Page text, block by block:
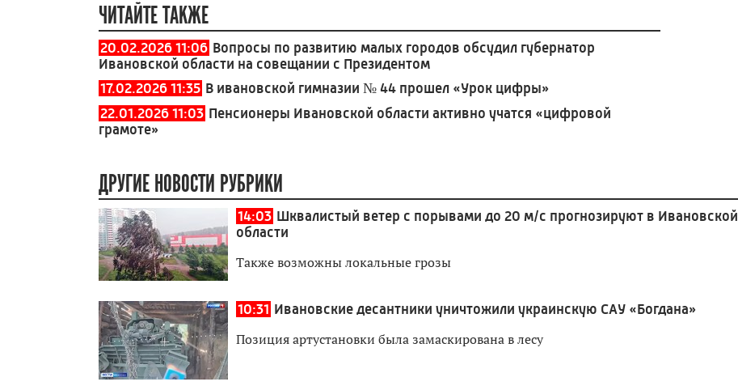
ЧИТАЙТЕ ТАКЖЕ
20.02.2026 11:06 Вопросы по развитию малых городов обсудил губернатор
Ивановской области на совещании с Президентом
17.02.2026 11:35 В ивановской гимназии № 44 прошел «Урок цифры»
22.01.2026 11:03 Пенсионеры Ивановской области активно учатся «цифровой
грамоте»
ДРУГИЕ НОВОСТИ РУБРИКИ
14:03 Шквалистый ветер с порывами до 20 м/с прогнозируют в Ивановской
области
Также возможны локальные грозы
10:31 Ивановские десантники уничтожили украинскую САУ «Богдана»
Позиция артустановки была замаскирована в лесу